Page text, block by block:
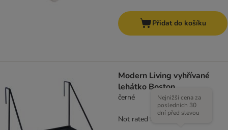
Přidat do košíku
Modern Living vyhřívané
lehátko Boston
černé
Nejnižší cena za
posledních 30
dní před slevou
Not rated